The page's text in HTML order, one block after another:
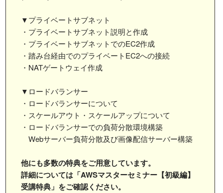
▼プライベートサブネット
・プライベートサブネット説明と作成
・プライベートサブネットでのEC2作成
・踏み台経由でのプライベートEC2への接続
・NATゲートウェイ作成
▼ロードバランサー
・ロードバランサーについて
・スケールアウト・スケールアップについて
・ロードバランサーでの負荷分散環境構築
Webサーバー負荷分散及び画像配信サーバー構築
他にも多数の特典をご用意しています。
詳細については「AWSマスターセミナー【初級編】
受講特典」をご確認ください。